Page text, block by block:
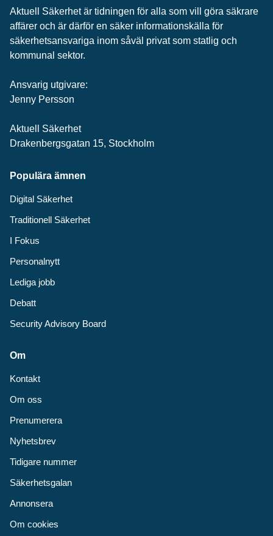
Aktuell Säkerhet är tidningen för alla som vill göra säkrare
affärer och är därför en säker informationskälla för
säkerhets­ansvariga inom såväl privat som statlig och
kommunal sektor.
Ansvarig utgivare:
Jenny Persson
Aktuell Säkerhet
Drakenbergsgatan 15, Stockholm
Populära ämnen
Digital Säkerhet
Traditionell Säkerhet
I Fokus
Personalnytt
Lediga jobb
Debatt
Security Advisory Board
Om
Kontakt
Om oss
Prenumerera
Nyhetsbrev
Tidigare nummer
Säkerhetsgalan
Annonsera
Om cookies